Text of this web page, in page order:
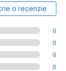
o recenzie
0
0
0
0